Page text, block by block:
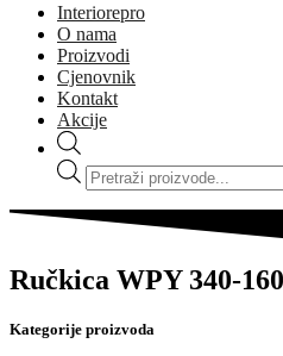
Interiorepro
O nama
Proizvodi
Cjenovnik
Kontakt
Akcije
Products
search
Ručkica WPY 340-
Kategorije proizvoda